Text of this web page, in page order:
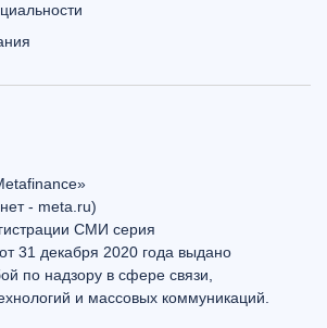
- meta.ru)
СМИ серия
31 декабря 2020 года выдано
по надзору в сфере связи,
и массовых коммуникаций.